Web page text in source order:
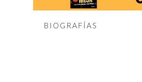
BIOGRAFÍAS